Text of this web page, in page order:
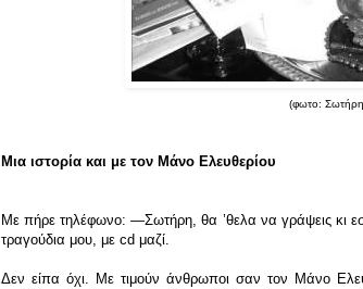
(φωτο:
Μια ιστορία και με τον Μάνο Ελευθερίου
Με πήρε τηλέφωνο: ―Σωτήρη, θα ’θελα να γράψεις κι
τραγούδια μου, με cd μαζί.
Δεν είπα όχι. Με τιμούν άνθρωποι σαν τον Μάνο